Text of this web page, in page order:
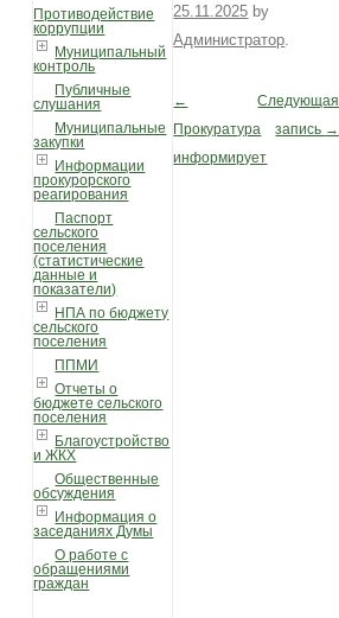
Противодействие
коррупции
Муниципальный
контроль
Публичные
слушания
Муниципальные
закупки
Информации
прокурорского
реагирования
Паспорт
сельского
поселения
(статистические
данные и
показатели)
НПА по бюджету
сельского
поселения
ППМИ
Отчеты о
бюджете сельского
поселения
Благоустройство
и ЖКХ
Общественные
обсуждения
Информация о
заседаниях Думы
О работе с
обращениями
граждан
25.11.2025 by
Администратор
Post navigation
←
Прокуратура
информирует
Следующая
запись →